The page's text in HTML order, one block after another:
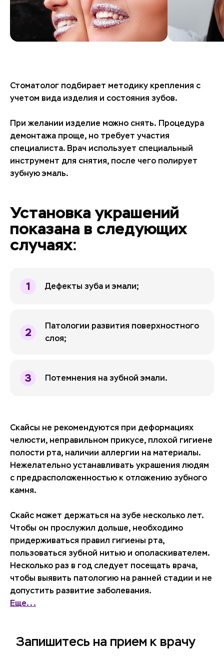
Стоматолог подбирает методику крепления с
учетом вида изделия и состояния зубов.
При желании изделие можно снять. Процедура
демонтажа проще, но требует участия
специалиста. Врач использует специальный
инструмент для снятия, после чего полирует
зубную эмаль.
Установка украшений
показана в следующих
случаях:
Дефекты зуба и эмали;
Патологии развития поверхностного
слоя;
Потемнения на зубной эмали.
Скайсы не рекомендуются при деформациях
челюсти, неправильном прикусе, плохой гигиене
полости рта, наличии аллергии на материалы.
Нежелательно устанавливать украшения людям
с предрасположенностью к отложению зубного
камня.
Скайс может держаться на зубе несколько лет.
Чтобы он прослужил дольше, необходимо
придерживаться правил гигиены рта,
пользоваться зубной нитью и ополаскивателем.
Несколько раз в год следует посещать врача,
чтобы выявить патологию на ранней стадии и не
допустить развитие заболевания.
Еще...
Запишитесь на прием к врачу